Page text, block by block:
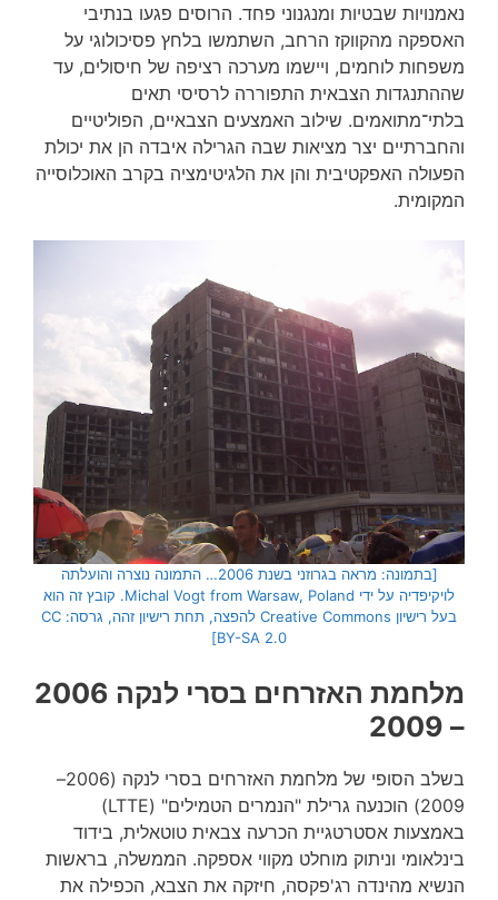
נאמנויות שבטיות ומנגנוני פחד. הרוסים פגעו בנתיבי
האספקה מהקווקז הרחב, השתמשו בלחץ פסיכולוגי על
משפחות לוחמים, ויישמו מערכה רציפה של חיסולים, עד
שההתנגדות הצבאית התפוררה לרסיסי תאים
בלתי־מתואמים. שילוב האמצעים הצבאיים, הפוליטיים
והחברתיים יצר מציאות שבה הגרילה איבדה הן את יכולת
הפעולה האפקטיבית והן את הלגיטימציה בקרב האוכלוסייה
המקומית.
[בתמונה: מראה בגרוזני בשנת 2006… התמונה נוצרה והועלתה
לויקיפדיה על ידי Michal Vogt from Warsaw, Poland. קובץ זה הוא
בעל רישיון Creative Commons להפצה, תחת רישיון זהה, גרסה: CC
BY-SA 2.0]
מלחמת האזרחים בסרי לנקה 2006
– 2009
בשלב הסופי של מלחמת האזרחים בסרי לנקה (2006–
2009) הוכנעה גרילת "הנמרים הטמילים" (LTTE)
באמצעות אסטרטגיית הכרעה צבאית טוטאלית, בידוד
בינלאומי וניתוק מוחלט מקווי אספקה. הממשלה, בראשות
הנשיא מהינדה רג'פקסה, חיזקה את הצבא, הכפילה את